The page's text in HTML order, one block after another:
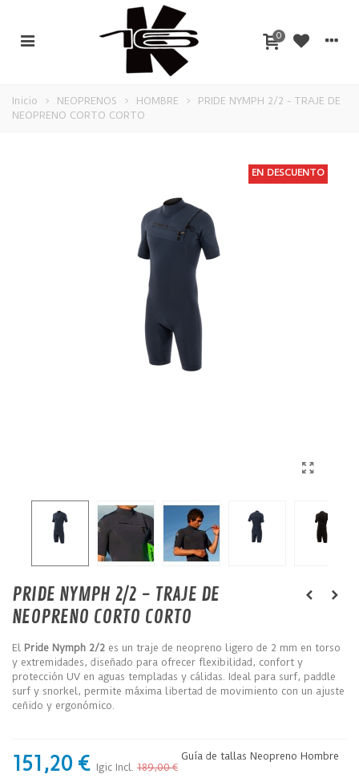
0
Inicio > NEOPRENOS > HOMBRE >
PRIDE NYMPH 2/2 - TRAJE DE
NEOPRENO CORTO CORTO
PRIDE NYMPH 2/2 - TRAJE DE
NEOPRENO CORTO CORTO
El Pride Nymph 2/2 es un traje de neopreno ligero de 2 mm en torso
y extremidades, diseñado para ofrecer flexibilidad, confort y
protección UV en aguas templadas y cálidas. Ideal para surf, paddle
surf y snorkel, permite máxima libertad de movimiento con un ajuste
ceñido y ergonómico.
151,20 € Igic Incl. 189,00 €
Guía de tallas Neopreno Hombre